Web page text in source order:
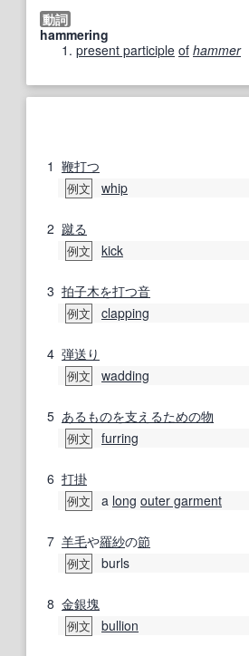
動詞
hammering
present participle of hammer
1 鞭打つ
例文 whip
2 蹴る
例文 kick
3 拍子木を打つ音
例文 clapping
4 弾送り
例文 wadding
5 あるものを支えるための物
例文 furring
6 打掛
例文 a long outer garment
7 羊毛や羅紗の節
例文 burls
8 金銀塊
例文 bullion